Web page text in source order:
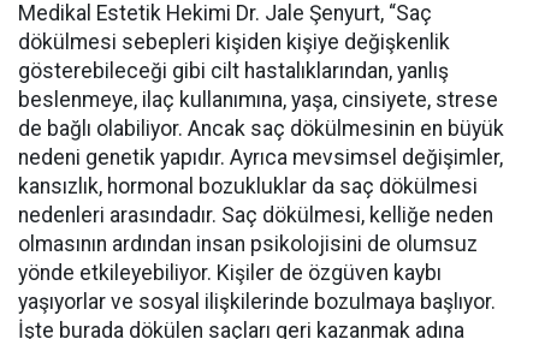
Medikal Estetik Hekimi Dr. Jale Şenyurt, “Saç
dökülmesi sebepleri kişiden kişiye değişkenlik
gösterebileceği gibi cilt hastalıklarından, yanlış
beslenmeye, ilaç kullanımına, yaşa, cinsiyete, strese
de bağlı olabiliyor. Ancak saç dökülmesinin en büyük
nedeni genetik yapıdır. Ayrıca mevsimsel değişimler,
kansızlık, hormonal bozukluklar da saç dökülmesi
nedenleri arasındadır. Saç dökülmesi, kelliğe neden
olmasının ardından insan psikolojisini de olumsuz
yönde etkileyebiliyor. Kişiler de özgüven kaybı
yaşıyorlar ve sosyal ilişkilerinde bozulmaya başlıyor.
İşte burada dökülen saçları geri kazanmak adına